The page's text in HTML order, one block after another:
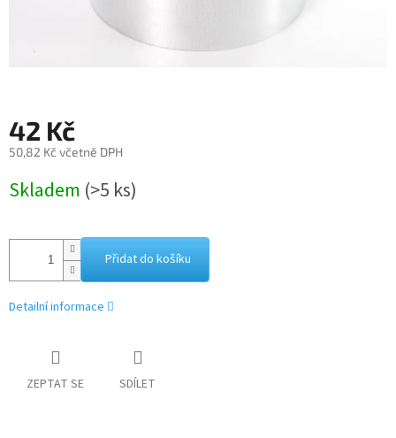
42 Kč
50,82 Kč včetně DPH
cena:
Skladem (>5 ks)
Přidat do košíku
Detailní informace
ZEPTAT SE SDÍLET